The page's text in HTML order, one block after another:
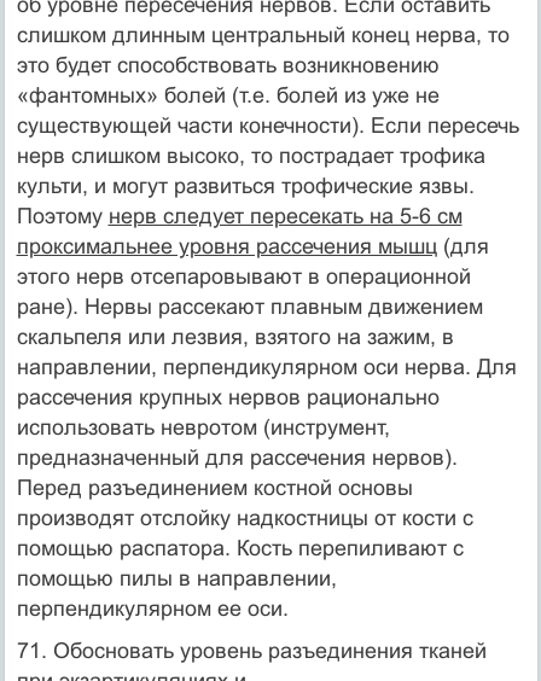
слишком длинным центральный конец нерва, то
это будет способствовать возникновению
«фантомных» болей (т.е. болей из уже не
существующей части конечности). Если пересечь
нерв слишком высоко, то пострадает трофика
культи, и могут развиться трофические язвы.
Поэтому нерв следует пересекать на 5-6 см
проксимальнее уровня рассечения мышц(для
этого нерв отсепаровывают в операционной
ране). Нервы рассекают плавным движением
скальпеля или лезвия, взятого на зажим, в
направлении, перпендикулярном оси нерва. Для
рассечения крупных нервов рационально
использовать невротом (инструмент,
предназначенный для рассечения нервов).
Перед разъединением костной основы
производят отслойку надкостницы от кости с
помощью распатора. Кость перепиливают с
помощью пилы в направлении,
перпендикулярном ее оси.
71. Обосновать уровень разъединения тканей